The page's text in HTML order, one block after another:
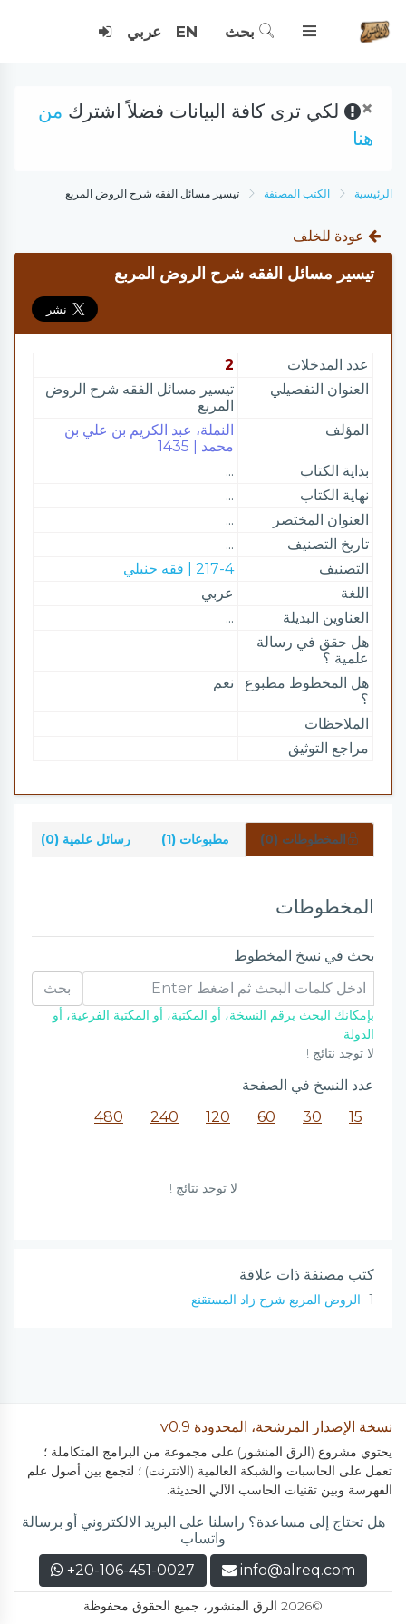
بحث EN عربي
× لكي ترى كافة البيانات فضلاً اشترك من
هنا
الرئيسية الكتب المصنفة تيسير مسائل الفقه شرح الروض المربع
عودة للخلف
تيسير مسائل الفقه شرح الروض المربع
عدد المدخلات
2
العنوان التفصيلي
تيسير مسائل الفقه شرح الروض
المربع
المؤلف
النملة، عبد الكريم بن علي بن
محمد | 1435
بداية الكتاب
...
نهاية الكتاب
...
العنوان المختصر
...
تاريخ التصنيف
...
التصنيف
217-4 | فقه حنبلي
اللغة
عربي
العناوين البديلة
...
هل حقق في رسالة
علمية ؟
هل المخطوط مطبوع
؟
نعم
الملاحظات
مراجع التوثيق
المخطوطات (0) مطبوعات (1) رسائل علمية (0)
المخطوطات
بحث في نسخ المخطوط
بحث
بإمكانك البحث برقم النسخة، أو المكتبة، أو المكتبة الفرعية، أو
الدولة
لا توجد نتائج !
عدد النسخ في الصفحة
15
30
60
120
240
480
لا توجد نتائج !
كتب مصنفة ذات علاقة
1- الروض المربع شرح زاد المستقنع
نسخة الإصدار المرشحة، المحدودة v0.9
يحتوي مشروع (الرق المنشور) على مجموعة من البرامج المتكاملة ؛
تعمل على الحاسبات والشبكة العالمية (الانترنت) ؛ لتجمع بين أصول علم
الفهرسة وبين تقنيات الحاسب الآلي الحديثة.
هل تحتاج إلى مساعدة؟ راسلنا على البريد الالكتروني أو برسالة
واتساب
info@alreq.com
+20-106-451-0027
©2026 الرق المنشور، جميع الحقوق محفوظة